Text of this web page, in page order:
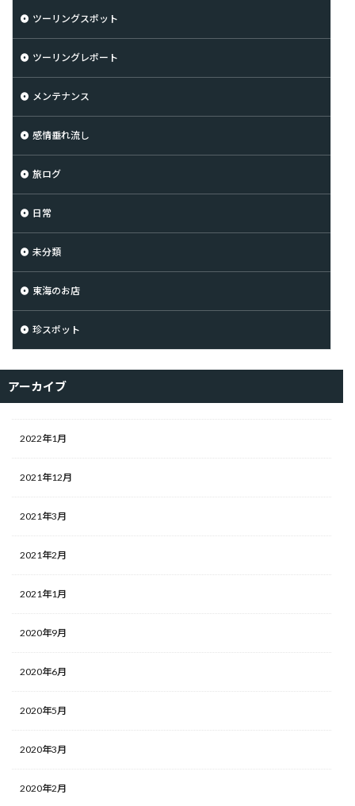
ツーリングスポット
ツーリングレポート
メンテナンス
感情垂れ流し
旅ログ
日常
未分類
東海のお店
珍スポット
アーカイブ
2022年1月
2021年12月
2021年3月
2021年2月
2021年1月
2020年9月
2020年6月
2020年5月
2020年3月
2020年2月